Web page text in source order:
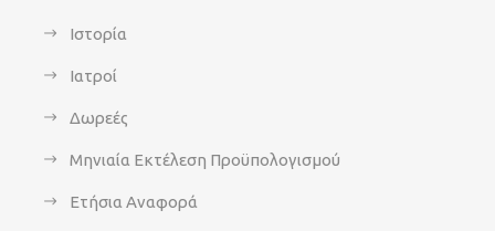
Ιστορία
Ιατροί
Δωρεές
Μηνιαία Εκτέλεση Προϋπολογισμού
Ετήσια Αναφορά